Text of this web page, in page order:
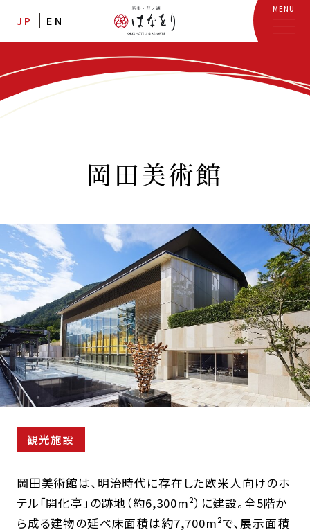
JP EN
MENU
岡田美術館
観光施設
岡田美術館は、明治時代に存在した欧米人向けのホ
テル「開化亭」の跡地（約6,300m²）に建設。全5階か
ら成る建物の延べ床面積は約7,700m²で、展示面積